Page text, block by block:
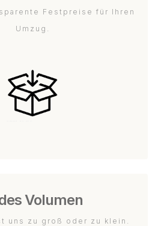
Festpreise für Ihren
Umzug.
Volumen
uns zu groß oder zu klein.